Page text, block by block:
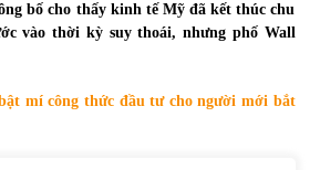
ngày 3.6.2022: CTCK mua ròng 28,7 tỷ đồng
bố cho thấy kinh tế Mỹ đã kết thúc chu
vào thời kỳ suy thoái, nhưng phố Wall
mí công thức đầu tư cho người mới bắt